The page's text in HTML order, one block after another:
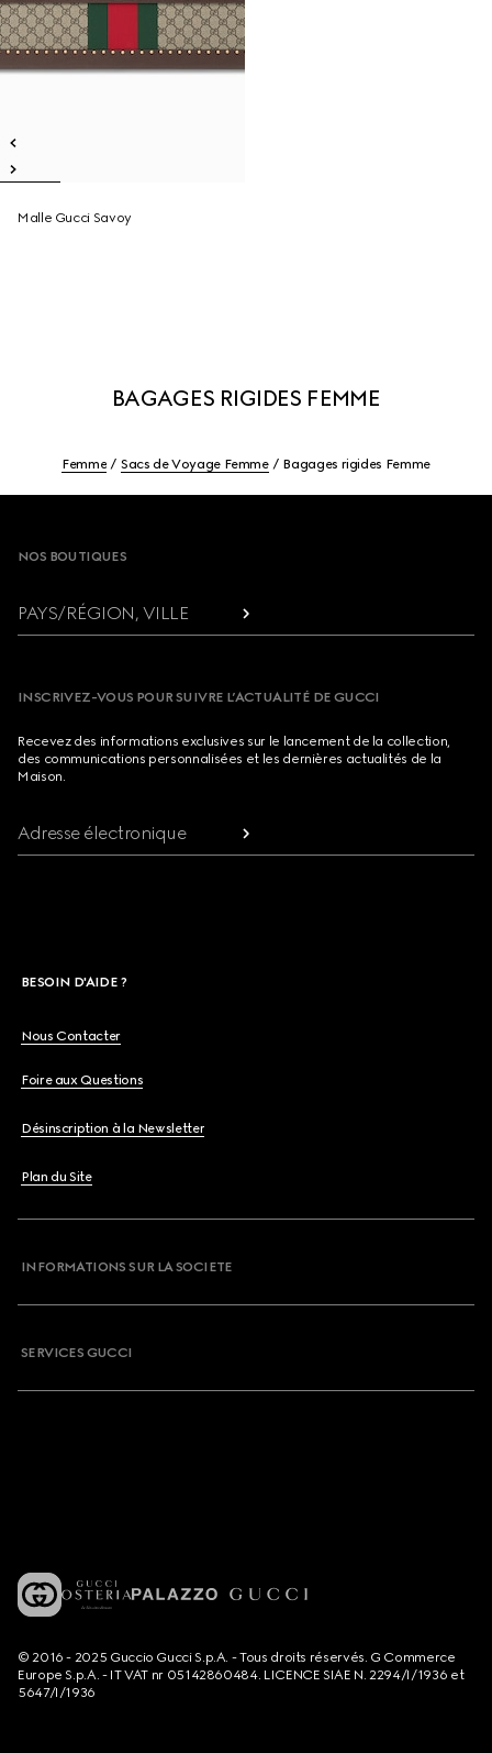
Malle Gucci Savoy
BAGAGES RIGIDES FEMME
Femme Sacs de Voyage Femme Bagages rigides Femme
NOS BOUTIQUES
PAYS/RÉGION, VILLE
INSCRIVEZ-VOUS POUR SUIVRE L’ACTUALITÉ DE GUCCI
Recevez des informations exclusives sur le lancement de la collection,
des communications personnalisées et les dernières actualités de la
Maison.
Adresse électronique
BESOIN D'AIDE ?
Nous Contacter
Foire aux Questions
Désinscription à la Newsletter
Plan du Site
INFORMATIONS SUR LA SOCIETE
SERVICES GUCCI
© 2016 - 2025 Guccio Gucci S.p.A. - Tous droits réservés. G Commerce
Europe S.p.A. - IT VAT nr 05142860484. LICENCE SIAE N. 2294/I/1936 et
5647/I/1936